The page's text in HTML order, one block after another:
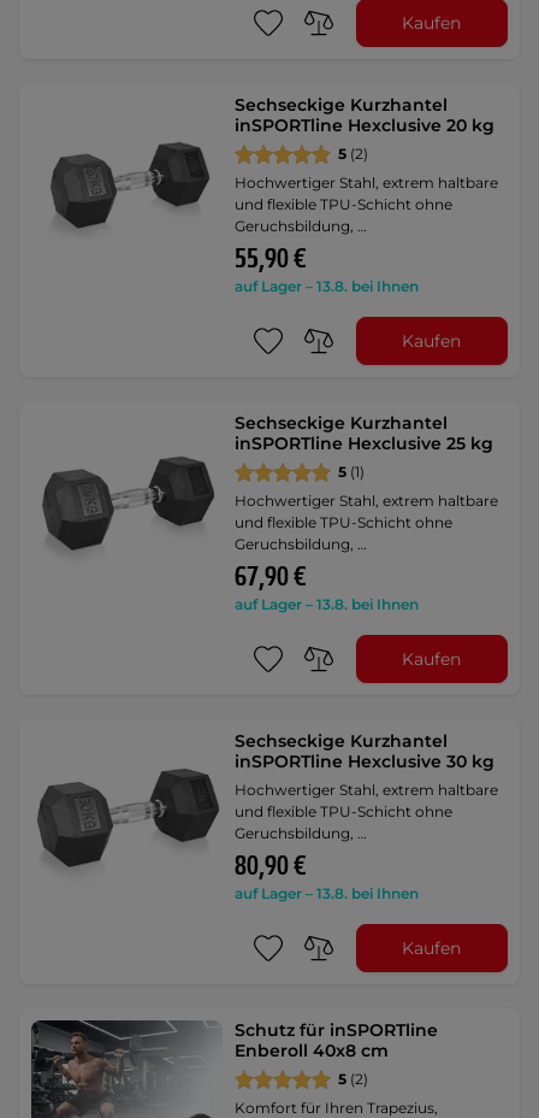
Kaufen
Sechseckige Kurzhantel
inSPORTline Hexclusive 20 kg
5 (2)
Hochwertiger Stahl, extrem haltbare
und flexible TPU-Schicht ohne
Geruchsbildung, …
55,90 €
auf Lager – 13.8. bei Ihnen
Kaufen
Sechseckige Kurzhantel
inSPORTline Hexclusive 25 kg
5 (1)
Hochwertiger Stahl, extrem haltbare
und flexible TPU-Schicht ohne
Geruchsbildung, …
67,90 €
auf Lager – 13.8. bei Ihnen
Kaufen
Sechseckige Kurzhantel
inSPORTline Hexclusive 30 kg
Hochwertiger Stahl, extrem haltbare
und flexible TPU-Schicht ohne
Geruchsbildung, …
80,90 €
auf Lager – 13.8. bei Ihnen
Kaufen
Schutz für inSPORTline
Enberoll 40x8 cm
5 (2)
Komfort für Ihren Trapezius,